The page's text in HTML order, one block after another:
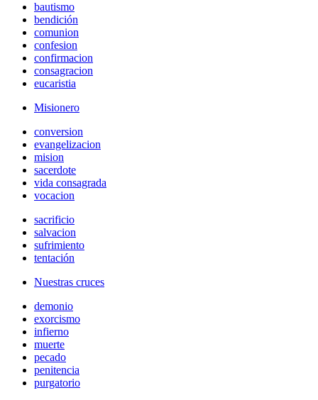
bautismo
bendición
comunion
confesion
confirmacion
consagracion
eucaristia
Misionero
conversion
evangelizacion
mision
sacerdote
vida consagrada
vocacion
sacrificio
salvacion
sufrimiento
tentación
Nuestras cruces
demonio
exorcismo
infierno
muerte
pecado
penitencia
purgatorio